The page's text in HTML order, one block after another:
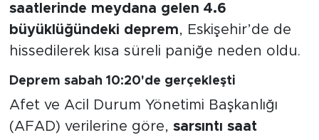
saatlerinde meydana gelen 4.6
büyüklüğündeki deprem, Eskişehir’de de
hissedilerek kısa süreli paniğe neden oldu.
Deprem sabah 10:20'de gerçekleşti
Afet ve Acil Durum Yönetimi Başkanlığı
(AFAD) verilerine göre, sarsıntı saat